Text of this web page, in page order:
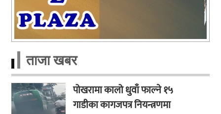
ताजा खबर
पोखरामा कालो धुवाँ फाल्ने १५
गाडीका कागजपत्र नियन्त्रणमा